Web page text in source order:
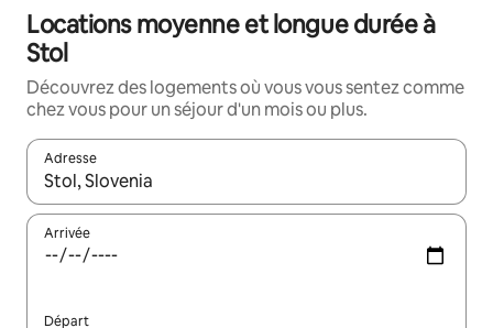
Locations moyenne et longue durée à
Stol
Découvrez des logements où vous vous sentez comme
chez vous pour un séjour d'un mois ou plus.
Adresse
Lorsque les résultats s'affichent, utilisez les flèches vers le
Arrivée
Départ